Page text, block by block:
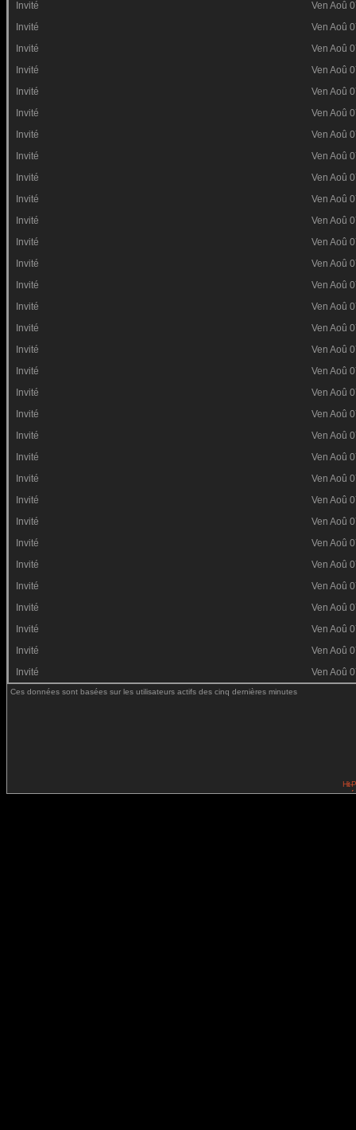
Invité
Ven Aoû
Invité
Ven Aoû
Invité
Ven Aoû
Invité
Ven Aoû
Invité
Ven Aoû
Invité
Ven Aoû
Invité
Ven Aoû
Invité
Ven Aoû
Invité
Ven Aoû
Invité
Ven Aoû
Invité
Ven Aoû
Invité
Ven Aoû
Invité
Ven Aoû
Invité
Ven Aoû
Invité
Ven Aoû
Invité
Ven Aoû
Invité
Ven Aoû
Invité
Ven Aoû
Invité
Ven Aoû
Invité
Ven Aoû
Invité
Ven Aoû
Invité
Ven Aoû
Invité
Ven Aoû
Invité
Ven Aoû
Invité
Ven Aoû
Invité
Ven Aoû
Invité
Ven Aoû
Invité
Ven Aoû
Invité
Ven Aoû
Invité
Ven Aoû
Invité
Ven Aoû
Invité
Ven Aoû
Ces données sont basées sur les utilisateurs actifs des cinq dernières minutes